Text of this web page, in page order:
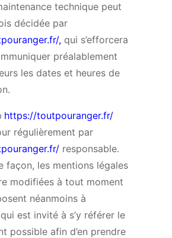
technique peut
décidée par
, qui s’efforcera
préalablement
les dates et heures de
https://toutpouranger.fr/
régulièrement par
responsable.
façon, les mentions légales
modifiées à tout moment
néanmoins à
est invité à s’y référer le
possible afin d’en prendre